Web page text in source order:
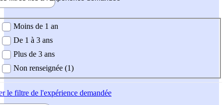
demandée
Moins de 1 an
De 1 à 3 ans
Plus de 3 ans
Non renseignée (1)
le filtre de l'expérience demandée